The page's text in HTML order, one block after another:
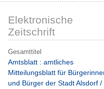
Elektronische
Zeitschrift
Gesamttitel
Amtsblatt : amtliches
Mitteilungsblatt für
und Bürger der Stadt Alsdorf /